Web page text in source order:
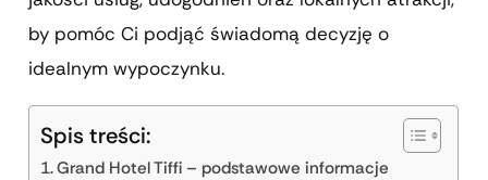
by pomóc Ci podjąć świadomą decyzję o
idealnym wypoczynku.
Spis treści:
Grand Hotel Tiffi – podstawowe informacje